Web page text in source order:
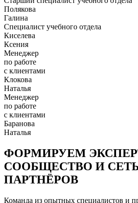
Полякова
Галина
Специалист учебного отдела
Киселева
Ксения
Менеджер
по работе
с клиентами
Клокова
Наталья
Менеджер
по работе
с клиентами
Баранова
Наталья
ФОРМИРУЕМ
СООБЩЕСТВО И
ПАРТНЁРОВ
Команда из опытных специалистов и